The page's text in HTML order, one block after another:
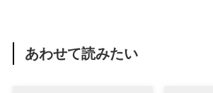
あわせて読みたい